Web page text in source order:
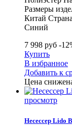
Размеры
Китай
Синий
7 998 руб -
Купить
В избранное
Добавить к
Цена
просмотр
Несессер Lido